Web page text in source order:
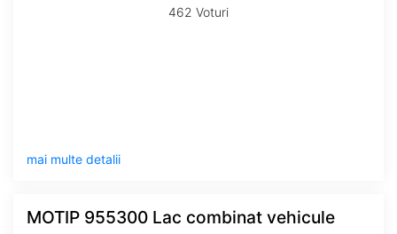
462 Voturi
mai multe detalii
MOTIP 955300 Lac combinat vehicule